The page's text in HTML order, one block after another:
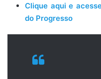
Clique aqui e
do Progresso